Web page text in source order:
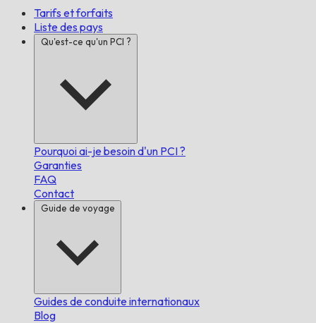
Tarifs et forfaits
Liste des pays
Qu'est-ce qu'un PCI ?
Pourquoi ai-je besoin d'un PCI ?
Garanties
FAQ
Contact
Guide de voyage
Guides de conduite internationaux
Blog